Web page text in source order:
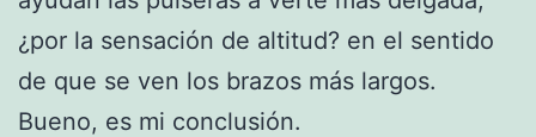
¿por la sensación de altitud? en el sentido
de que se ven los brazos más largos.
Bueno, es mi conclusión.